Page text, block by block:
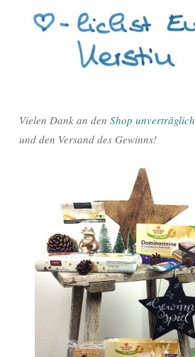
Vielen Dank an den Shop unverträglich
und den Versand des Gewinns!